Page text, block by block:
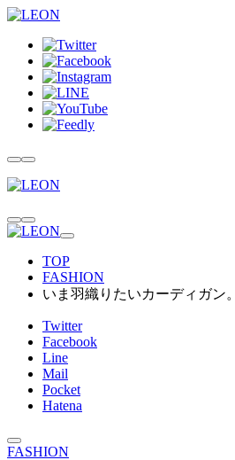
TOP
FASHION
いま羽織りたいカーディガン
Twitter
Facebook
Line
Mail
Pocket
Hatena
FASHION